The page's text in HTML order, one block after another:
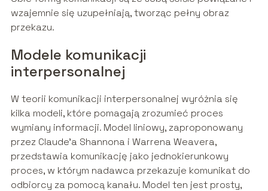
wzajemnie się uzupełniają, tworząc pełny obraz
przekazu.
Modele komunikacji
interpersonalnej
W teorii komunikacji interpersonalnej wyróżnia się
kilka modeli, które pomagają zrozumieć proces
wymiany informacji. Model liniowy, zaproponowany
przez Claude’a Shannona i Warrena Weavera,
przedstawia komunikację jako jednokierunkowy
proces, w którym nadawca przekazuje komunikat do
odbiorcy za pomocą kanału. Model ten jest prosty,